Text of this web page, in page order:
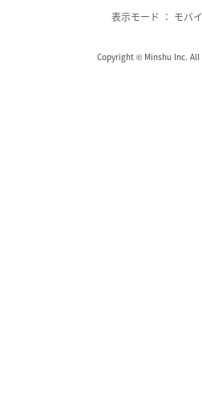
表示モード モバ
Copyright © Minshu Inc.